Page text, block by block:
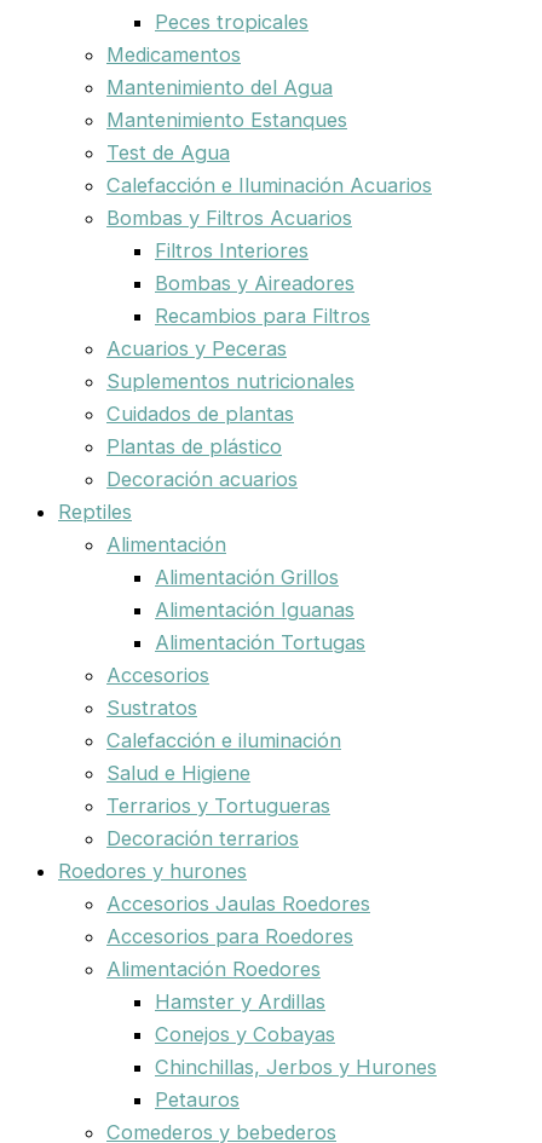
Peces tropicales
Medicamentos
Mantenimiento del Agua
Mantenimiento Estanques
Test de Agua
Calefacción e Iluminación Acuarios
Bombas y Filtros Acuarios
Filtros Interiores
Bombas y Aireadores
Recambios para Filtros
Acuarios y Peceras
Suplementos nutricionales
Cuidados de plantas
Plantas de plástico
Decoración acuarios
Reptiles
Alimentación
Alimentación Grillos
Alimentación Iguanas
Alimentación Tortugas
Accesorios
Sustratos
Calefacción e iluminación
Salud e Higiene
Terrarios y Tortugueras
Decoración terrarios
Roedores y hurones
Accesorios Jaulas Roedores
Accesorios para Roedores
Alimentación Roedores
Hamster y Ardillas
Conejos y Cobayas
Chinchillas, Jerbos y Hurones
Petauros
Comederos y bebederos